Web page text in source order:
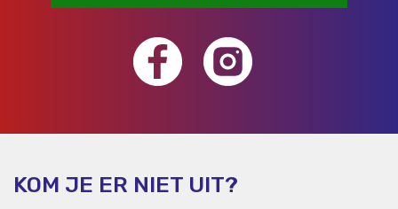
KOM JE ER NIET UIT?